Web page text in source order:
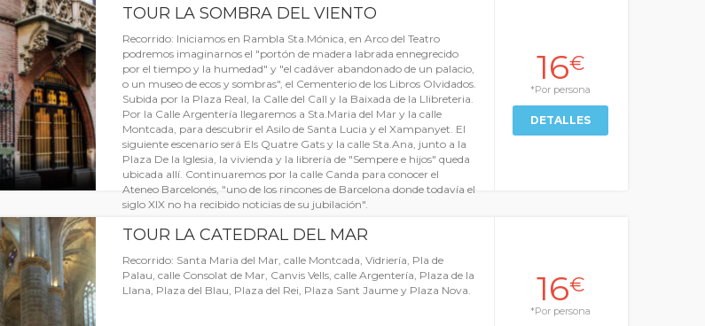
TOUR LA SOMBRA DEL VIENTO
Recorrido: Iniciamos en Rambla Sta.Mónica, en Arco del Teatro
podremos imaginarnos el "portón de madera labrada ennegrecido
por el tiempo y la humedad" y "el cadáver abandonado de un palacio,
o un museo de ecos y sombras", el Cementerio de los Libros Olvidados.
Subida por la Plaza Real, la Calle del Call y la Baixada de la Llibreteria.
Por la Calle Argentería llegaremos a Sta.Maria del Mar y la calle
Montcada, para descubrir el Asilo de Santa Lucia y el Xampanyet. El
siguiente escenario será Els Quatre Gats y la calle Sta.Ana, junto a la
Plaza De la Iglesia, la vivienda y la librería de "Sempere e hijos" queda
ubicada allí. Continuaremos por la calle Canda para conocer el
Ateneo Barcelonés, "uno de los rincones de Barcelona donde todavía el
siglo XIX no ha recibido noticias de su jubilación".
16€
*Por persona
DETALLES
TOUR LA CATEDRAL DEL MAR
Recorrido: Santa Maria del Mar, calle Montcada, Vidriería, Pla de
Palau, calle Consolat de Mar, Canvis Vells, calle Argentería, Plaza de la
Llana, Plaza del Blau, Plaza del Rei, Plaza Sant Jaume y Plaza Nova.
16€
*Por persona